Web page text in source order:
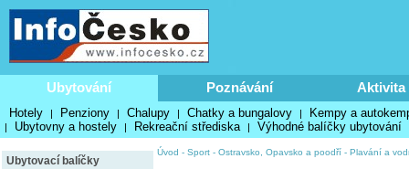
Ubytování Poznávání Aktivita
Hotely | Penziony | Chalupy | Chatky a bungalovy | Kempy a
| Ubytovny a hostely | Rekreační střediska | Výhodné balíčky ubytování
Ubytovací balíčky
Úvod - Sport - Ostravsko, Opavsko a poodří - Plavání a